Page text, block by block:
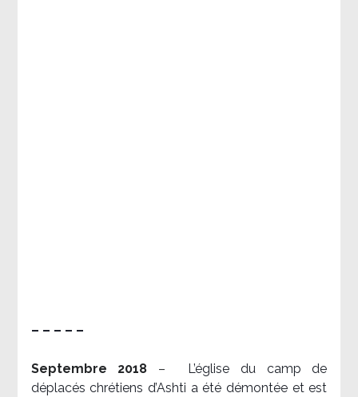
– – – – –
Septembre 2018 –
L’église du camp de
déplacés chrétiens d’Ashti a été démontée et est